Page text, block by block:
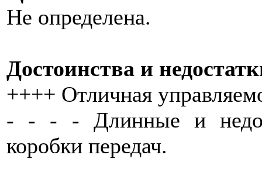
Не определена.
Достоинства и
++++ Отличная
- - - - Длинные и
коробки передач.